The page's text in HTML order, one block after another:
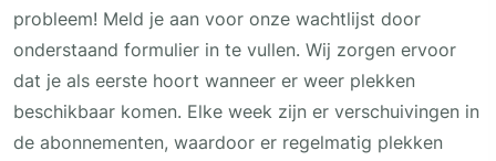
probleem! Meld je aan voor onze wachtlijst door
onderstaand formulier in te vullen. Wij zorgen ervoor
dat je als eerste hoort wanneer er weer plekken
beschikbaar komen. Elke week zijn er verschuivingen in
de abonnementen, waardoor er regelmatig plekken